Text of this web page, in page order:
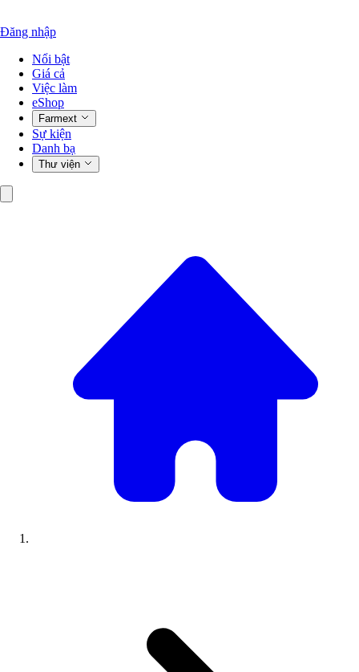
Đăng nhập
Nổi bật
Giá cả
Việc làm
eShop
Farmext
Sự kiện
Danh bạ
Thư viện